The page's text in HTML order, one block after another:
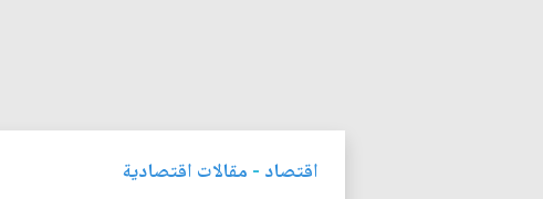
اقتصاد - مقالات اقتصادية